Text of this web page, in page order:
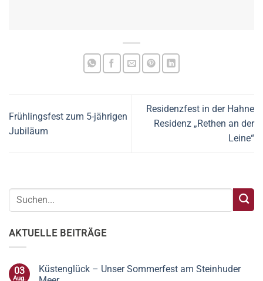
Frühlingsfest zum 5-jährigen
Jubiläum
Residenzfest in der Hahne
Residenz „Rethen an der
Leine“
AKTUELLE BEITRÄGE
03
Aug.
Küstenglück – Unser Sommerfest am Steinhuder